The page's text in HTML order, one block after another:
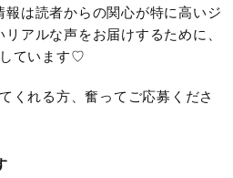
は読者からの関心が特に高いジ
アルな声をお届けするために、
しています♡
くれる方、奮ってご応募くださ